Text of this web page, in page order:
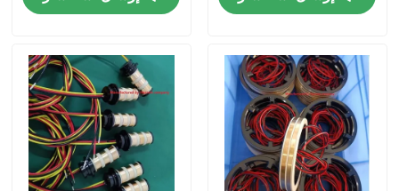
حلقة الانزلاق عالية السرعة
حلقة زلقة مضادة للماء
حلقات زلة الإشارة
من خلال حلقة الانزلاق ثقب